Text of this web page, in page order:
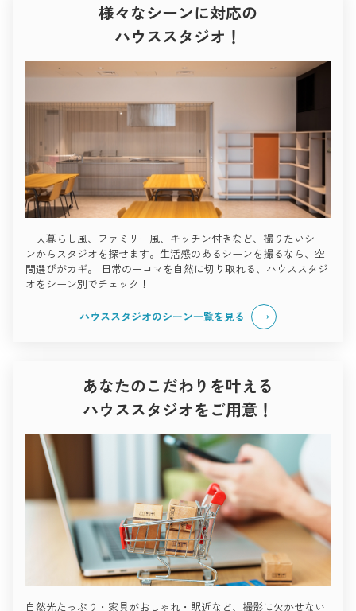
様々なシーンに対応の
ハウススタジオ！
一人暮らし風、ファミリー風、キッチン付きなど、撮りたいシー
ンからスタジオを探せます。生活感のあるシーンを撮るなら、空
間選びがカギ。 日常の一コマを自然に切り取れる、ハウススタジ
オをシーン別でチェック！
ハウススタジオのシーン一覧を見る
あなたのこだわりを叶える
ハウススタジオをご用意！
自然光たっぷり・家具がおしゃれ・駅近など、撮影に欠かせない